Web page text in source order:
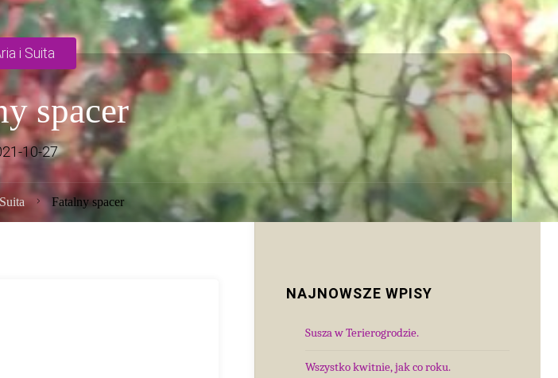
spacer
10-27
i Suita
Fatalny spacer
NAJNOWSZE WPISY
Susza w Terierogrodzie.
Wszystko kwitnie, jak co roku.